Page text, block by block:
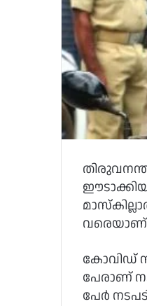
വരെയാണ്
കോവിഡ്
പേരാണ്
പേര്‍